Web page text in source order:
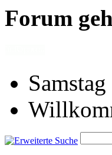
Forum